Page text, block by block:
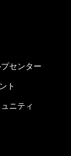
センター
ト
ニティ